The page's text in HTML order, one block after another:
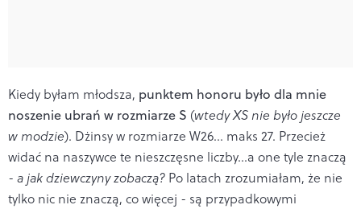
Kiedy byłam młodsza, punktem honoru było dla mnie
noszenie ubrań w rozmiarze S (wtedy XS nie było jeszcze
w modzie). Dżinsy w rozmiarze W26... maks 27. Przecież
widać na naszywce te nieszczęsne liczby...a one tyle znaczą
- a jak dziewczyny zobaczą? Po latach zrozumiałam, że nie
tylko nic nie znaczą, co więcej - są przypadkowymi